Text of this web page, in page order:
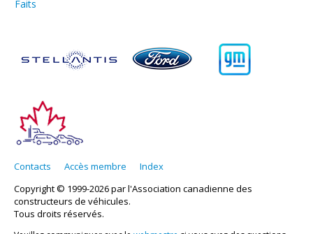
Faits
Contacts Accès membre
Index
Copyright © 1999-2026 par l'Association canadienne des
constructeurs de véhicules.
Tous droits réservés.